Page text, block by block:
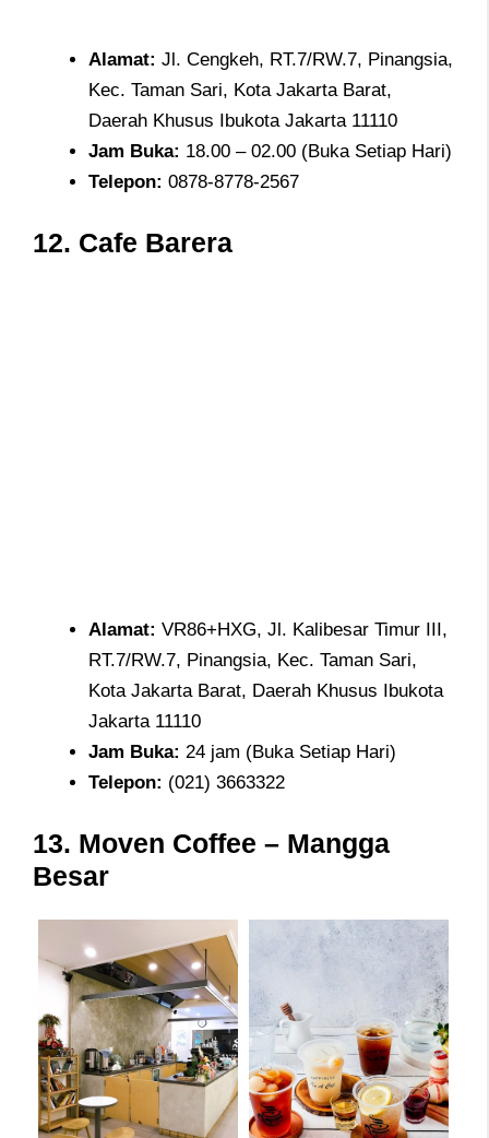
Alamat: Jl. Cengkeh, RT.7/RW.7, Pinangsia,
Kec. Taman Sari, Kota Jakarta Barat,
Daerah Khusus Ibukota Jakarta 11110
Jam Buka: 18.00 – 02.00 (Buka Setiap Hari)
Telepon: 0878-8778-2567
12. Cafe Barera
Alamat: VR86+HXG, Jl. Kalibesar Timur III,
RT.7/RW.7, Pinangsia, Kec. Taman Sari,
Kota Jakarta Barat, Daerah Khusus Ibukota
Jakarta 11110
Jam Buka: 24 jam (Buka Setiap Hari)
Telepon: (021) 3663322
13. Moven Coffee – Mangga
Besar